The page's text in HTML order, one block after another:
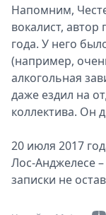
Напомним,
вокалист, автор
года. У него
(например,
алкогольная
даже ездил на
коллектива. Он
20 июля 2017
Лос-Анджелесе
записки не